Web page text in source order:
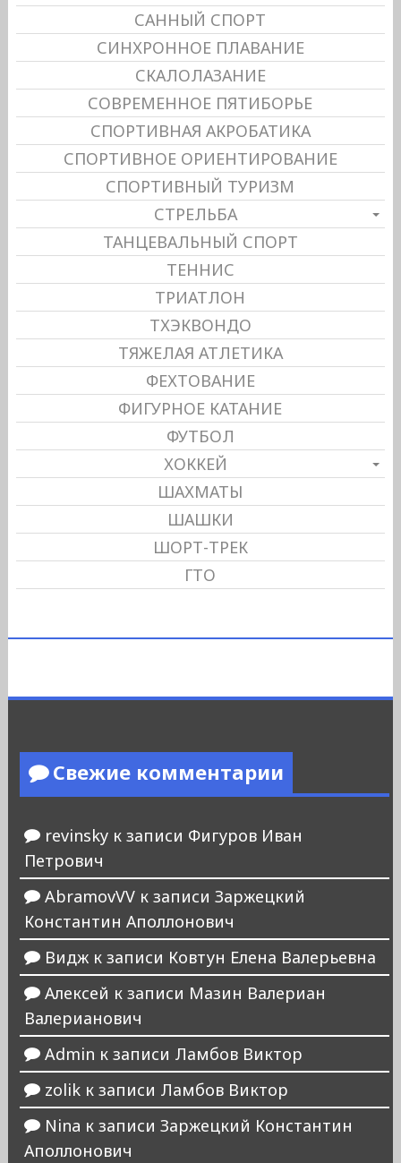
САННЫЙ СПОРТ
СИНХРОННОЕ ПЛАВАНИЕ
СКАЛОЛАЗАНИЕ
СОВРЕМЕННОЕ ПЯТИБОРЬЕ
СПОРТИВНАЯ АКРОБАТИКА
СПОРТИВНОЕ ОРИЕНТИРОВАНИЕ
СПОРТИВНЫЙ ТУРИЗМ
СТРЕЛЬБА
ТАНЦЕВАЛЬНЫЙ СПОРТ
ТЕННИС
ТРИАТЛОН
ТХЭКВОНДО
ТЯЖЕЛАЯ АТЛЕТИКА
ФЕХТОВАНИЕ
ФИГУРНОЕ КАТАНИЕ
ФУТБОЛ
ХОККЕЙ
ШАХМАТЫ
ШАШКИ
ШОРТ-ТРЕК
ГТО
Свежие комментарии
revinskyк записи Фигуров Иван
Петрович
AbramovVVк записи Заржецкий
Константин Аполлонович
Виджк записи Ковтун Елена Валерьевна
Алексей к записи Мазин Валериан
Валерианович
Admin к записи Ламбов Виктор
zolikк записи Ламбов Виктор
Nina к записи Заржецкий Константин
Аполлонович